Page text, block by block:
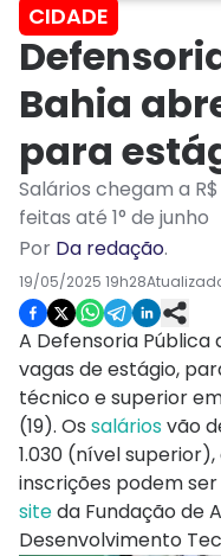
CIDADE
Bahia
para
Salários chegam a
feitas até 1° de junho
Por Da redação.
19/05/2025 19h28
A Defensoria Pública
vagas de estágio,
técnico e superior
(19). Os saláriosvão
1.030 (nível
inscrições podem ser
siteda Fundação de
Desenvolvimento